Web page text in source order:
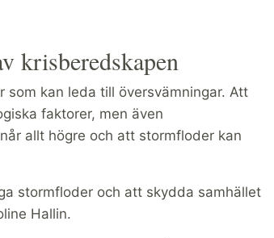
krisberedskapen
kan leda till översvämningar. Att
faktorer, men även
allt högre och att stormfloder kan
stormfloder och att skydda samhället
Hallin.